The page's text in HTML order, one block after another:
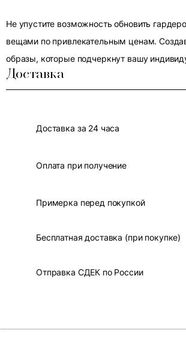
Не упустите возможность обновить
вещами по привлекательным ценам.
образы, которые подчеркнут вашу
Доставка
Доставка за 24 часа
Оплата при получение
Примерка перед покупкой
Бесплатная доставка (при покупке)
Отправка СДЕК по России